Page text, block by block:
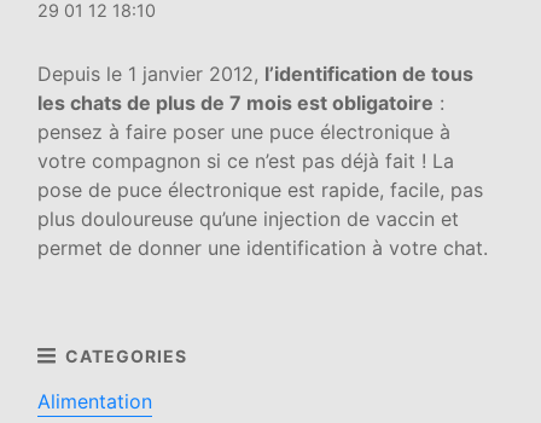
29 01 12 18:10
Depuis le 1 janvier 2012, l’identification de tous
les chats de plus de 7 mois est obligatoire :
pensez à faire poser une puce électronique à
votre compagnon si ce n’est pas déjà fait ! La
pose de puce électronique est rapide, facile, pas
plus douloureuse qu’une injection de vaccin et
permet de donner une identification à votre chat.
Alimentation